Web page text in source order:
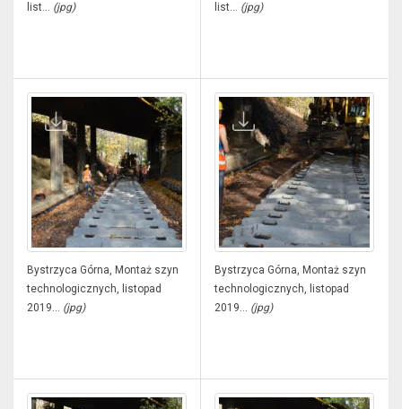
list... (jpg)
list... (jpg)
Bystrzyca Górna, Montaż szyn
technologicznych, listopad
2019... (jpg)
Bystrzyca Górna, Montaż szyn
technologicznych, listopad
2019... (jpg)